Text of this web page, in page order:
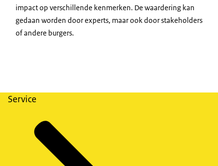
impact op verschillende kenmerken. De waardering kan
gedaan worden door experts, maar ook door stakeholders
of andere burgers.
Service